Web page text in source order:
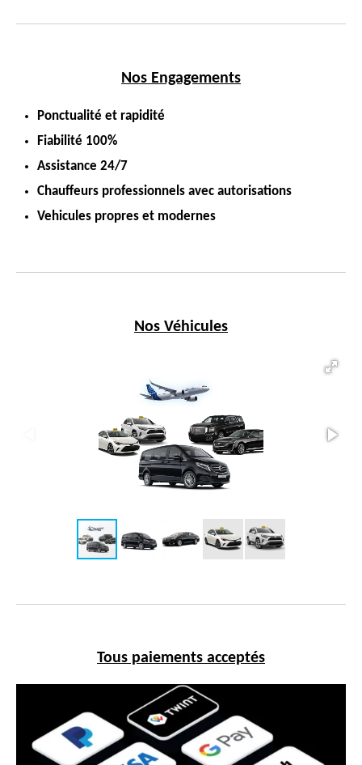
Nos Engagements
Ponctualité et rapidité
Fiabilité 100%
Assistance 24/7
Chauffeurs professionnels avec autorisations
Vehicules propres et modernes
Nos Véhicules
Tous paiements acceptés